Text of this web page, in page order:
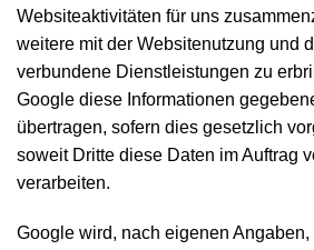
Websiteaktivitäten für uns
weitere mit der Websitenutzung und
verbundene Dienstleistungen zu
Google diese Informationen
übertragen, sofern dies gesetzlich
soweit Dritte diese Daten im Auftrag
verarbeiten.
Google wird, nach eigenen